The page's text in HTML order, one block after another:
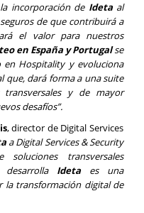
incorporación de Idetaal
de que contribuirá a
el valor para nuestros
en España y Portugalse
Hospitality y evoluciona
que, dará forma a una suite
transversales y de mayor
desafíos”.
, director de Digital Services
a Digital Services & Security
transversales
Idetaes una
la transformación digital de